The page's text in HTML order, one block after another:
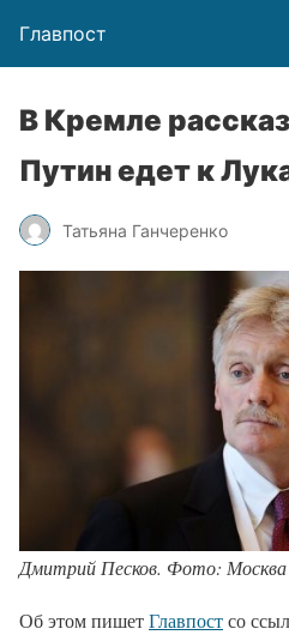
Главпост
В Кремле
Путин едет к
Татьяна Ганчеренко
Дмитрий Песков. Фото:
Об этом пишетГлавпостсо